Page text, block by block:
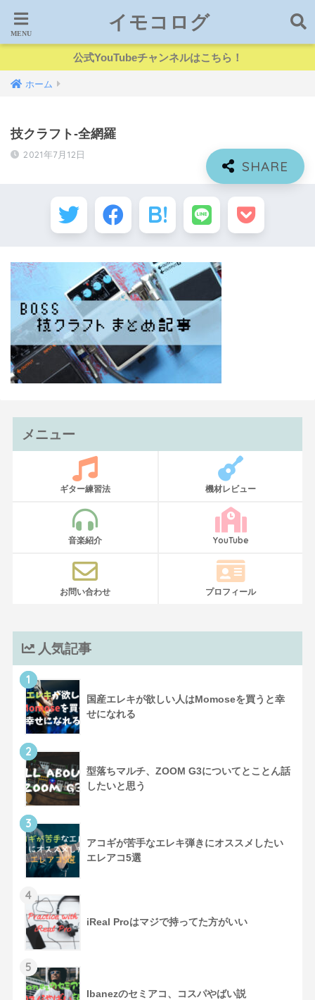
イモコログ
公式YouTubeチャンネルはこちら！
ホーム
技クラフト-全網羅
2021年7月12日
メニュー
ギター練習法 機材レビュー
音楽紹介 YouTube
お問い合わせ プロフィール
人気記事
1
国産エレキが欲しい人はMomoseを買うと幸
せになれる
2
型落ちマルチ、ZOOM G3についてとことん話
したいと思う
3
アコギが苦手なエレキ弾きにオススメしたい
エレアコ5選
4
iReal Proはマジで持ってた方がいい
5
Ibanezのセミアコ、コスパやばい説